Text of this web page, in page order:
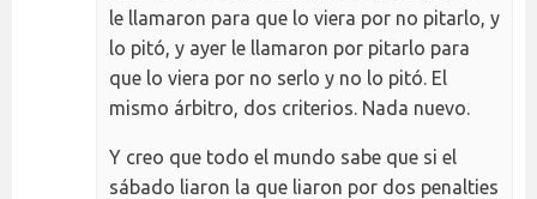
le llamaron para que lo viera por no pitarlo, y
lo pitó, y ayer le llamaron por pitarlo para
que lo viera por no serlo y no lo pitó. El
mismo árbitro, dos criterios. Nada nuevo.
Y creo que todo el mundo sabe que si el
sábado liaron la que liaron por dos penalties